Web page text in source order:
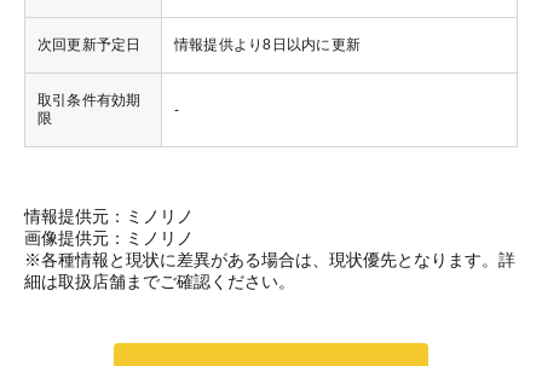
次回更新予定日 情報提供より8日以内に更新
取引条件有効期
限
-
情報提供元：ミノリノ
画像提供元：ミノリノ
※各種情報と現状に差異がある場合は、現状優先となります。詳
細は取扱店舗までご確認ください。